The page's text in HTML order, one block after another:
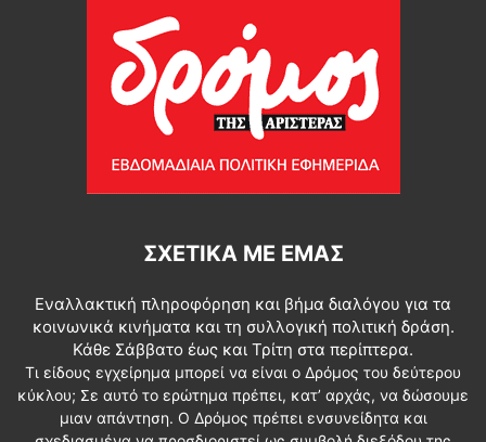
ΣΧΕΤΙΚΆ ΜΕ ΕΜΆΣ
Εναλλακτική πληροφόρηση και βήμα διαλόγου για τα
κοινωνικά κινήματα και τη συλλογική πολιτική δράση.
Κάθε Σάββατο έως και Τρίτη στα περίπτερα.
Τι είδους εγχείρημα μπορεί να είναι ο Δρόμος του δεύτερου
κύκλου; Σε αυτό το ερώτημα πρέπει, κατ’ αρχάς, να δώσουμε
μιαν απάντηση. Ο Δρόμος πρέπει ενσυνείδητα και